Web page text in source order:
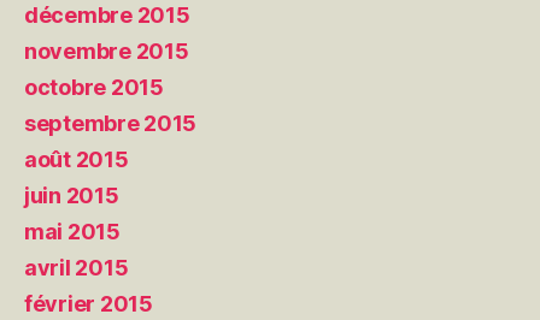
décembre 2015
novembre 2015
octobre 2015
septembre 2015
août 2015
juin 2015
mai 2015
avril 2015
février 2015